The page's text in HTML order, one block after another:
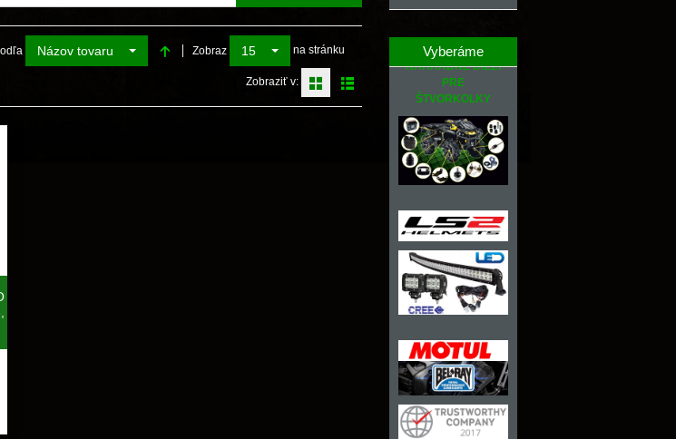
Názov tovaru Zobraz 15 na stránku
Zobraziť v:
Vyberáme
NÁHRADNÉ DIELY
PRE
ŠTVORKOLKY